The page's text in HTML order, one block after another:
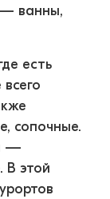
— ванны,
есть
сопочные.
—
В этой